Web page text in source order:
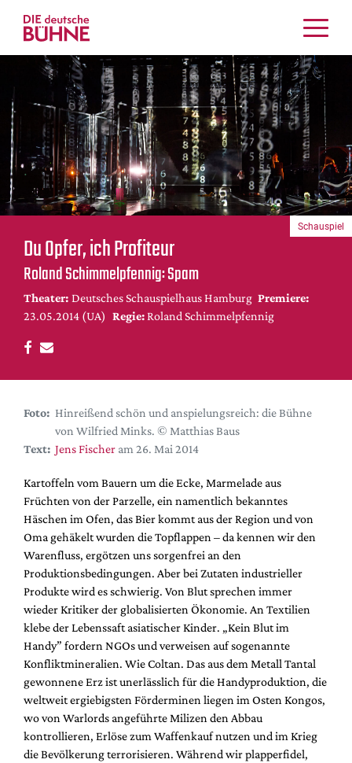
Kritiken
Schauspiel
Musiktheater
Tanz
Crossover
Bühnenwelt
Festivals & Veranstaltungen
Menschen & Theater
Themen
Internationales
Nachrufe
DdB-map
Premierensuche
Festival-Planer
Alle Hefte
Leseproben
Podcast
Service
Shop / Abo
Newsletter
Redaktion
Autor:innen
Partner
Mediadaten
Suche
Du Opfer, ich Profiteur
Roland Schimmelpfennig: Spam
Theater: Deutsches Schauspielhaus Hamburg Premiere:
23.05.2014 (UA) Regie: Roland Schimmelpfennig
Schauspiel
Foto: Hinreißend schön und anspielungsreich: die Bühne
von Wilfried Minks. © Matthias Baus
Text: Jens Fischer am 26. Mai 2014
Kartoffeln vom Bauern um die Ecke, Marmelade aus
Früchten von der Parzelle, ein namentlich bekanntes
Häschen im Ofen, das Bier kommt aus der Region und von
Oma gehäkelt wurden die Topflappen – da kennen wir den
Warenfluss, ergötzen uns sorgenfrei an den
Produktionsbedingungen. Aber bei Zutaten industrieller
Produkte wird es schwierig. Von Blut sprechen immer
wieder Kritiker der globalisierten Ökonomie. An Textilien
klebe der Lebenssaft asiatischer Kinder. „Kein Blut im
Handy” fordern NGOs und verweisen auf sogenannte
Konfliktmineralien. Wie Coltan. Das aus dem Metall Tantal
gewonnene Erz ist unerlässlich für die Handyproduktion, die
weltweit ergiebigsten Förderminen liegen im Osten Kongos,
wo von Warlords angeführte Milizen den Abbau
kontrollieren, Erlöse zum Waffenkauf nutzen und im Krieg
die Bevölkerung terrorisieren. Während wir plapperfidel,